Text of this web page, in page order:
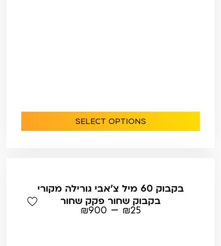
SELECT OPTIONS
בקבוק 60 מיל צ'אבי גורילה מקורי
בקבוק שחור פקק שחור
₪25
–
₪900